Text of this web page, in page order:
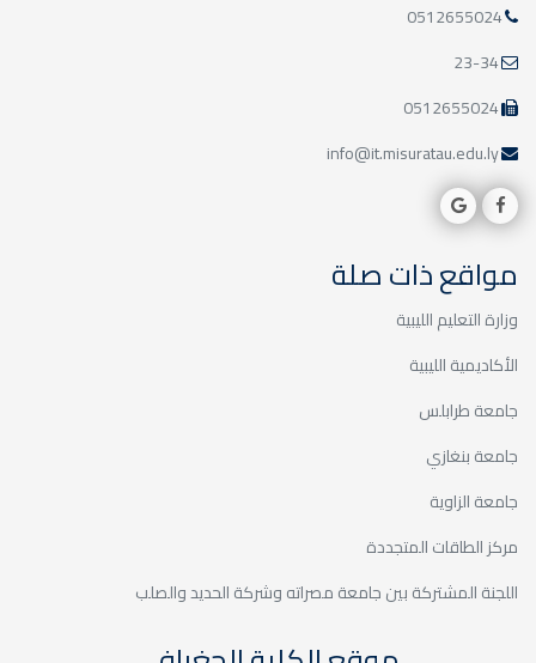
0512655024
23-34
0512655024
info@it.misuratau.edu.ly
مواقع ذات صلة
وزارة التعليم الليبية
الأكاديمية الليبية
جامعة طرابلس
جامعة بنغازي
جامعة الزاوية
مركز الطاقات المتجددة
اللجنة المشتركة بين جامعة مصراته وشركة الحديد والصلب